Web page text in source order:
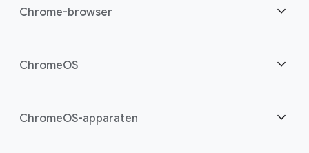
Beveiliging
Chrome-browser
Overzicht
ChromeOS
Overzicht
ChromeOS-apparaten